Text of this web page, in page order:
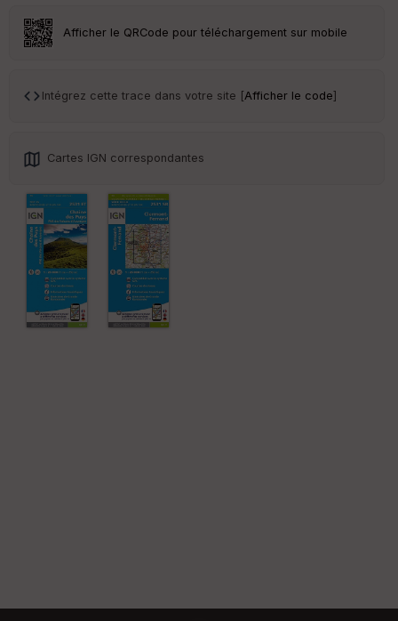
Afficher le QRCode pour téléchargement sur mobile
Intégrez cette trace dans votre site [Afficher le code]
Cartes IGN correspondantes